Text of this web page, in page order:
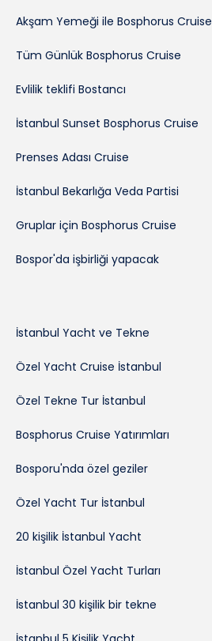
Akşam Yemeği ile Bosphorus Cruise
Tüm Günlük Bosphorus Cruise
Evlilik teklifi Bostancı
İstanbul Sunset Bosphorus Cruise
Prenses Adası Cruise
İstanbul Bekarlığa Veda Partisi
Gruplar için Bosphorus Cruise
Bospor'da işbirliği yapacak
İstanbul Yacht ve Tekne
Özel Yacht Cruise İstanbul
Özel Tekne Tur İstanbul
Bosphorus Cruise Yatırımları
Bosporu'nda özel geziler
Özel Yacht Tur İstanbul
20 kişilik İstanbul Yacht
İstanbul Özel Yacht Turları
İstanbul 30 kişilik bir tekne